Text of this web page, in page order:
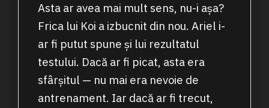
Asta ar avea mai mult sens, nu-i așa?
Frica lui Koi a izbucnit din nou. Ariel i-
ar fi putut spune și lui rezultatul
testului. Dacă ar fi picat, asta era
sfârșitul — nu mai era nevoie de
antrenament. Iar dacă ar fi trecut,